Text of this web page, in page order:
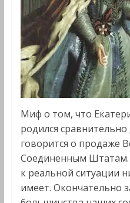
Миф о том, что
родился
говорится о продаже
Соединенным Штатам.
к реальной ситуации
имеет. Окончательно